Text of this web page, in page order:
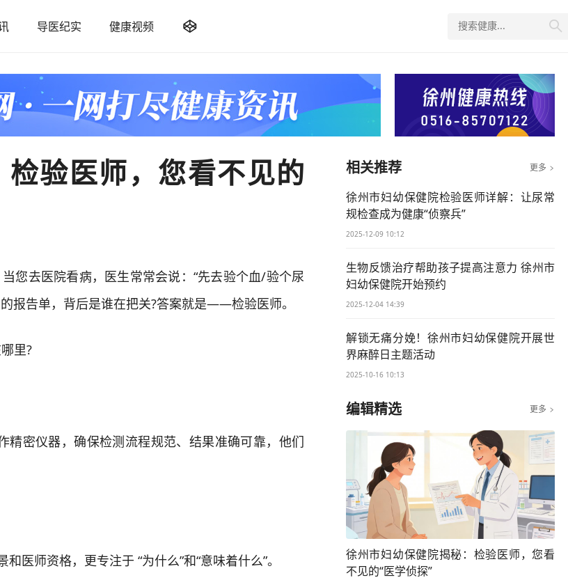
导医纪实 健康视频  
验医师，您看不见的
您去医院看病，医生常常会说：“先去验个血/验个尿
报告单，背后是谁在把关?答案就是——检验医师。
里?
密仪器，确保检测流程规范、结果准确可靠，他们
师资格，更专注于 “为什么”和“意味着什么”。
相关推荐 更多 
徐州市妇幼保健院检验医师详解：让尿常
规检查成为健康“侦察兵”
2025-12-09 10:12
生物反馈治疗帮助孩子提高注意力 徐州市
妇幼保健院开始预约
2025-12-04 14:39
解锁无痛分娩！徐州市妇幼保健院开展世
界麻醉日主题活动
2025-10-16 10:13
编辑精选 更多 
徐州市妇幼保健院揭秘：检验医师，您看
不见的“医学侦探”